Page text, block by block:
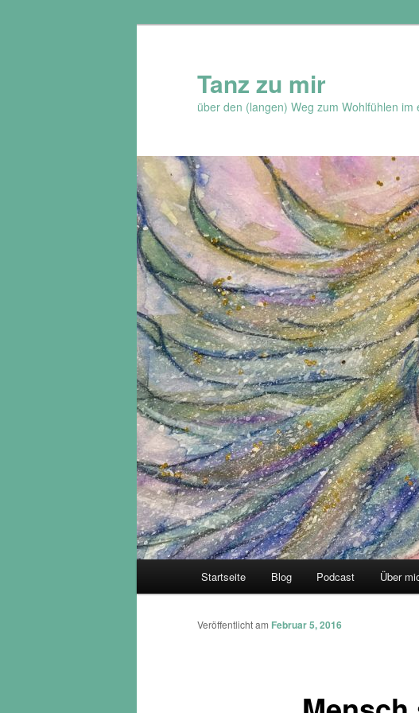
Tanz zu mir
über den (langen) Weg zum Wohlfühlen
Startseite Blog Podcast Über
Veröffentlicht am Februar 5, 2016